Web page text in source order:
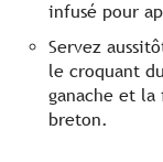
infusé pour
Servez
le croquant
ganache et la
breton.